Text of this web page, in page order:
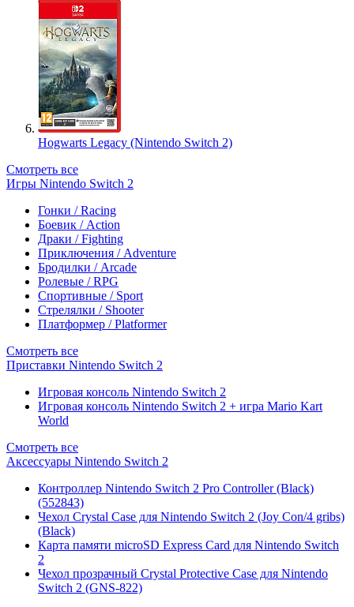
Hogwarts Legacy (Nintendo Switch 2)
Смотреть все
Игры Nintendo Switch 2
Гонки / Racing
Боевик / Action
Драки / Fighting
Приключения / Adventure
Бродилки / Arcade
Ролевые / RPG
Спортивные / Sport
Стрелялки / Shooter
Платформер / Platformer
Смотреть все
Приставки Nintendo Switch 2
Игровая консоль Nintendo Switch 2
Игровая консоль Nintendo Switch 2 + игра Mario Kart
World
Смотреть все
Аксессуары Nintendo Switch 2
Контроллер Nintendo Switch 2 Pro Controller (Black)
(552843)
Чехол Сrystal Сase для Nintendo Switch 2 (Joy Con/4 gribs)
(Black)
Карта памяти microSD Express Card для Nintendo Switch
2
Чехол прозрачный Crystal Protective Case для Nintendo
Switch 2 (GNS-822)